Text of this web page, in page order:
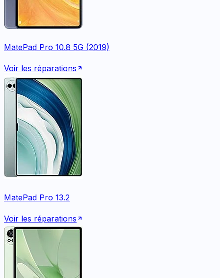
MatePad Pro 10.8 5G (2019)
Voir les réparations
MatePad Pro 13.2
Voir les réparations